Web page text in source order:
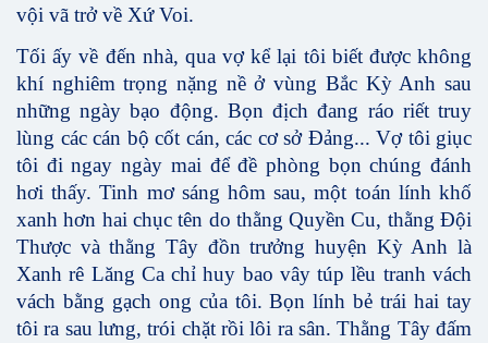
vội vã trở về Xứ Voi.
Tối ấy về đến nhà, qua vợ kể lại tôi biết được không
khí nghiêm trọng nặng nề ở vùng Bắc Kỳ Anh sau
những ngày bạo động. Bọn địch đang ráo riết truy
lùng các cán bộ cốt cán, các cơ sở Đảng... Vợ tôi giục
tôi đi ngay ngày mai để đề phòng bọn chúng đánh
hơi thấy. Tinh mơ sáng hôm sau, một toán lính khố
xanh hơn hai chục tên do thằng Quyền Cu, thằng Đội
Thược và thằng Tây đồn trưởng huyện Kỳ Anh là
Xanh rê Lăng Ca chỉ huy bao vây túp lều tranh vách
vách bằng gạch ong của tôi. Bọn lính bẻ trái hai tay
tôi ra sau lưng, trói chặt rồi lôi ra sân. Thằng Tây đấm